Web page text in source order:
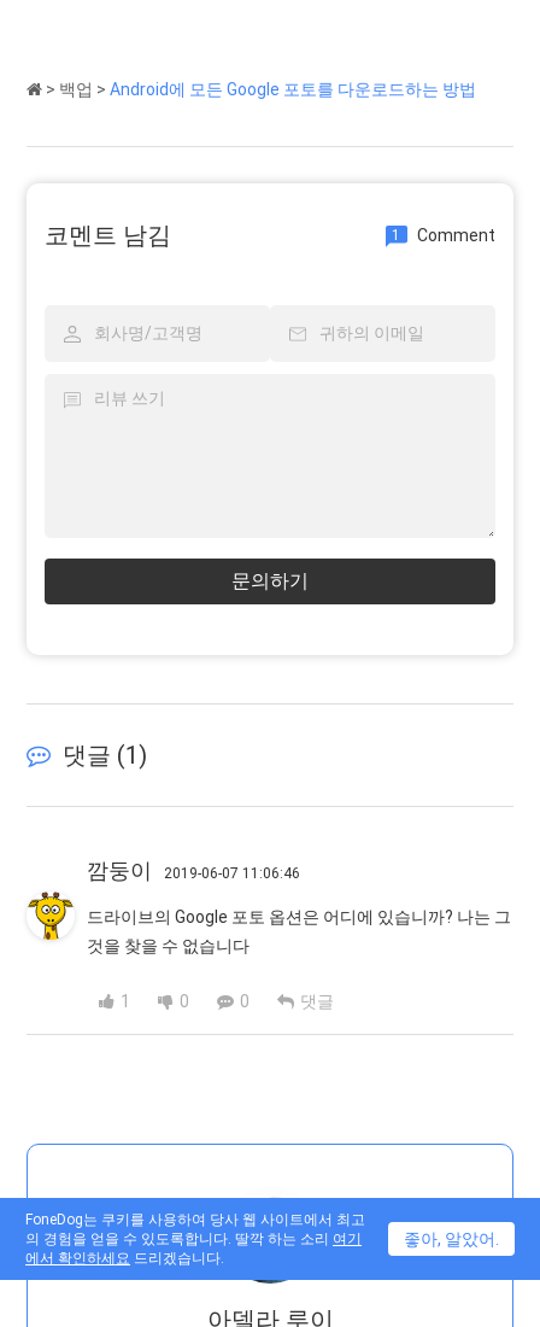
> 백업 >Android에 모든 Google 포토를 다운로드하는 방법
코멘트 남김 1 Comment
문의하기
댓글 (1 )
깜둥이 2019-06-07 11:06:46
드라이브의 Google 포토 옵션은 어디에 있습니까? 나는 그
것을 찾을 수 없습니다
1 0 0 댓글
아델라 루이
FoneDog는 쿠키를 사용하여 당사 웹 사이트에서 최고
의 경험을 얻을 수 있도록합니다. 딸깍 하는 소리 여기
에서 확인하세요 드리겠습니다.
좋아, 알았어.